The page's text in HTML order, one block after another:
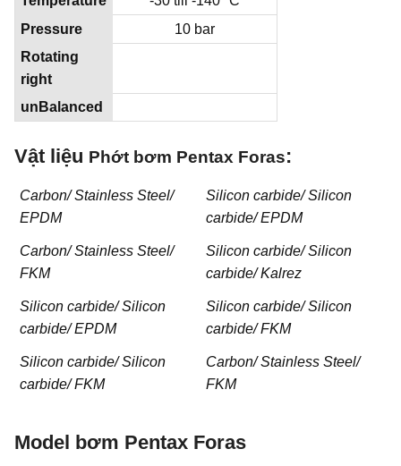
Pressure
10 bar
Rotating
right
unBalanced
Vật liệu Phớt bơm Pentax Foras:
Carbon/ Stainless Steel/
EPDM
Carbon/ Stainless Steel/
FKM
Silicon carbide/ Silicon
carbide/ EPDM
Silicon carbide/ Silicon
carbide/ FKM
Silicon carbide/ Silicon
carbide/ EPDM
Silicon carbide/ Silicon
carbide/ Kalrez
Silicon carbide/ Silicon
carbide/ FKM
Carbon/ Stainless Steel/
FKM
Model bơm Pentax Foras